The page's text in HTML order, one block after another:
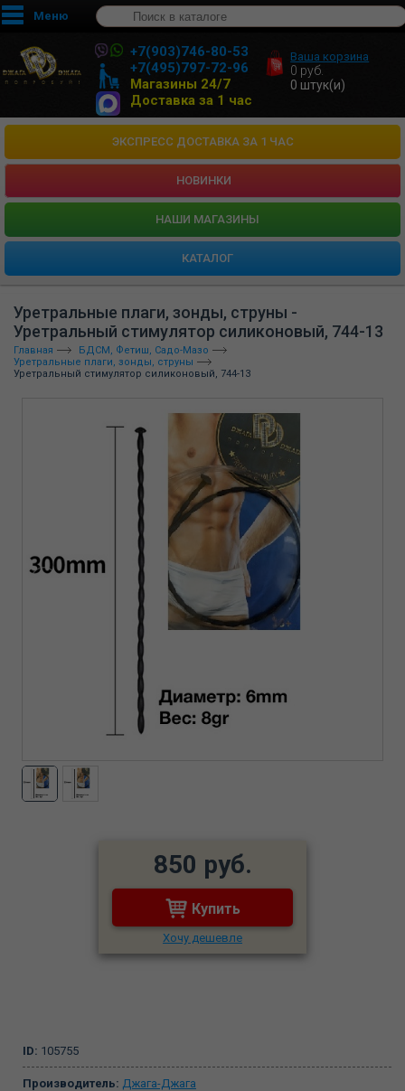
Меню
+7(903)746-80-53
+7(495)797-72-96
Магазины 24/7
Доставка за 1 час
Ваша корзина
0 руб.
0 штук(и)
ЭКСПРЕСС ДОСТАВКА ЗА 1 ЧАС
НОВИНКИ
HАШИ МАГАЗИНЫ
КАТАЛОГ
Уретральные плаги, зонды, струны -
Уретральный стимулятор силиконовый, 744-13
Главная
БДСМ, Фетиш, Садо-Мазо
Уретральные плаги, зонды, струны
Уретральный стимулятор силиконовый, 744-13
850 руб.
Купить
Хочу дешевле
ID: 105755
Производитель: Джага-Джага